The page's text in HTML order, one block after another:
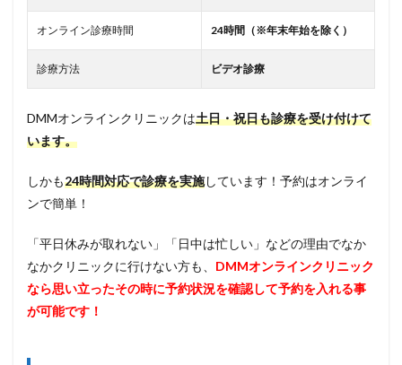
オンライン診療時間 24時間（※年末年始を除く）
診療方法 ビデオ診療
DMMオンラインクリニックは土日・祝日も診療を受け付けて
います。
しかも24時間対応で診療を実施しています！予約はオンライ
ンで簡単！
「平日休みが取れない」「日中は忙しい」などの理由でなか
なかクリニックに行けない方も、 DMMオンラインクリニック
なら思い立ったその時に予約状況を確認して予約を入れる事
が可能です！